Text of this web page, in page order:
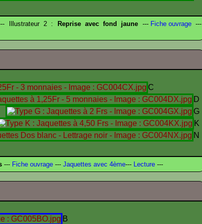
Illustrateur 2 : Reprise avec fond jaune ---Fiche ouvrage---
C
D
G
K
N
--- Fiche ouvrage --- Jaquettes avec 4ème--- Lecture ---
B